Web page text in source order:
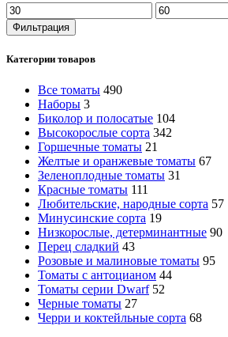
Минимальная
цена
Максимальная
цена
Фильтрация
Категории товаров
Все томаты 490
Наборы 3
Биколор и полосатые 104
Высокорослые сорта 342
Горшечные томаты 21
Желтые и оранжевые томаты 67
Зеленоплодные томаты 31
Красные томаты 111
Любительские, народные сорта 57
Минусинские сорта 19
Низкорослые, детерминантные 90
Перец сладкий 43
Розовые и малиновые томаты 95
Томаты с антоцианом 44
Томаты серии Dwarf 52
Черные томаты 27
Черри и коктейльные сорта 68